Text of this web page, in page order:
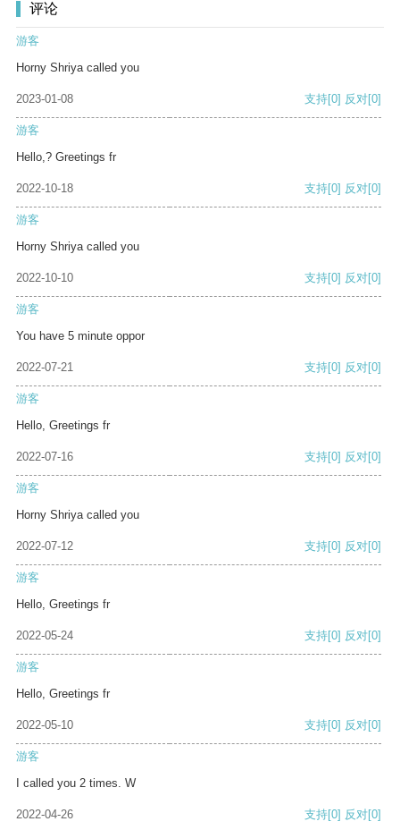
评论
游客
Horny Shriya called you
2023-01-08 支持[0] 反对[0]
游客
Hello,? Greetings fr
2022-10-18 支持[0] 反对[0]
游客
Horny Shriya called you
2022-10-10 支持[0] 反对[0]
游客
You have 5 minute oppor
2022-07-21 支持[0] 反对[0]
游客
Hello, Greetings fr
2022-07-16 支持[0] 反对[0]
游客
Horny Shriya called you
2022-07-12 支持[0] 反对[0]
游客
Hello, Greetings fr
2022-05-24 支持[0] 反对[0]
游客
Hello, Greetings fr
2022-05-10 支持[0] 反对[0]
游客
I called you 2 times. W
2022-04-26 支持[0] 反对[0]